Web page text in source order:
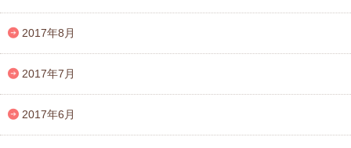
2017年8月
2017年7月
2017年6月